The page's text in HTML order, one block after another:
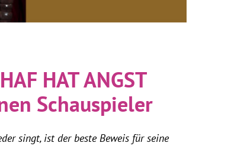
HAT ANGST
Schauspieler
singt, ist der beste Beweis für seine